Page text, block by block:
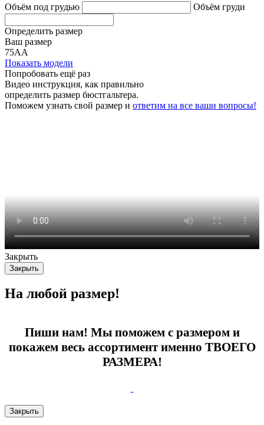
Объём под грудью Объём груди
Определить размер
Ваш размер
75АА
Показать модели
Попробовать ещё раз
Видео инструкция, как правильно
определить размер бюстгальтера.
Поможем узнать свой размер и ответим на все ваши вопросы!
Закрыть
Закрыть
На любой размер!
Пиши нам! Мы поможем с размером и
покажем весь ассортимент именно ТВОЕГО
РАЗМЕРА!
Закрыть